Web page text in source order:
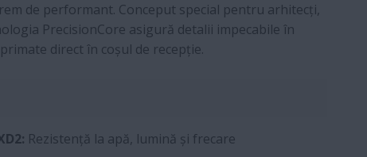
de performant. Conceput special pentru arhitecți,
PrecisionCore asigură detalii impecabile în
direct în coșul de recepție.
Rezistență la apă, lumină și frecare